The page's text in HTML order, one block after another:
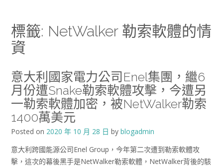
標籤: NetWalker 勒索軟體的情
資
意大利國家電力公司Enel集團，繼6
月份遭Snake勒索軟體攻擊，今遭另
一勒索軟體加密，被NetWalker勒索
1400萬美元
Posted on 2020 年 10 月 28 日 by blogadmin
意大利跨國能源公司Enel Group，今年第二次遭到勒索軟體攻
擊，這次的幕後黑手是NetWalker勒索軟體，NetWalker背後的駭